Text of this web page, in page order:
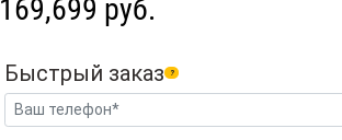
169,699 руб.
Быстрый заказ ?